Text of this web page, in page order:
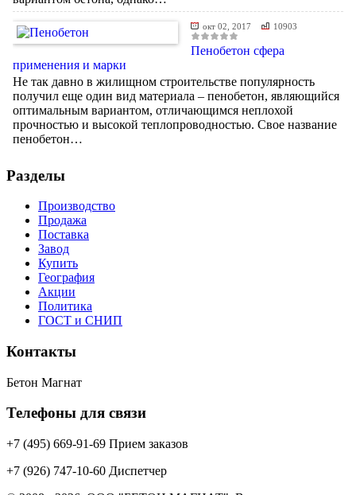
окт 02, 2017 10903
Пенобетон сфера
применения и марки
Не так давно в жилищном строительстве популярность
получил еще один вид материала – пенобетон, являющийся
оптимальным вариантом, отличающимся неплохой
прочностью и высокой теплопроводностью. Свое название
пенобетон…
Разделы
Производство
Продажа
Поставка
Завод
Купить
География
Акции
Политика
ГОСТ и СНИП
Контакты
Бетон Магнат
Телефоны для связи
+7 (495) 669-91-69 Прием заказов
+7 (926) 747-10-60 Диспетчер